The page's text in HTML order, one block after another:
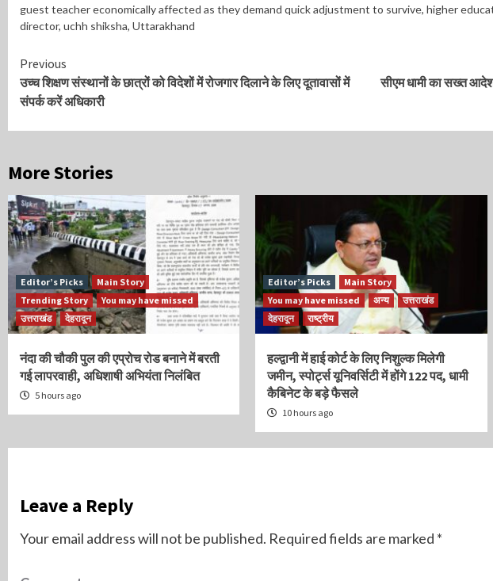
guest teacher economically affected as they demand quick adjustment to survive, higher
director, uchh shiksha, Uttarakhand
Continue
Reading
Previous
उच्च शिक्षण संस्थानों के छात्रों को विदेशों में रोजगार दिलाने के लिए दूतावासों में
संपर्क करें अधिकारी
सीएम धामी का सख्त
More Stories
Editor’s Picks
Main Story
Trending Story
You may have missed
उत्तराखंड
देहरादून
नंदा की चौकी पुल की एप्रोच रोड बनाने में बरती
गई लापरवाही, अधिशाषी अभियंता निलंबित
5 hours ago
Editor’s Picks
Main Story
You may have missed
अन्य
उत्तराखंड
देहरादून
राष्ट्रीय
हल्द्वानी में हाई कोर्ट के लिए निशुल्क मिलेगी
जमीन, स्पोर्ट्स यूनिवर्सिटी में होंगे 122 पद, धामी
कैबिनेट के बड़े फैसले
10 hours ago
Leave a Reply
Your email address will not be published. Required fields are marked *